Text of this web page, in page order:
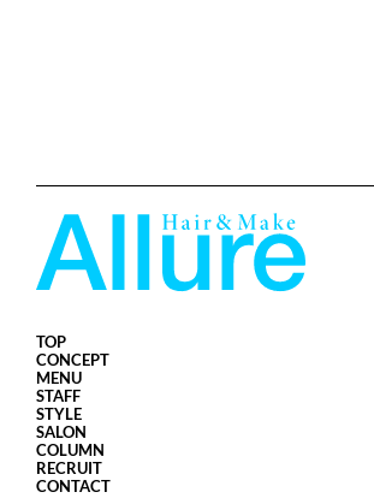
TOP
CONCEPT
MENU
STAFF
STYLE
SALON
COLUMN
RECRUIT
CONTACT